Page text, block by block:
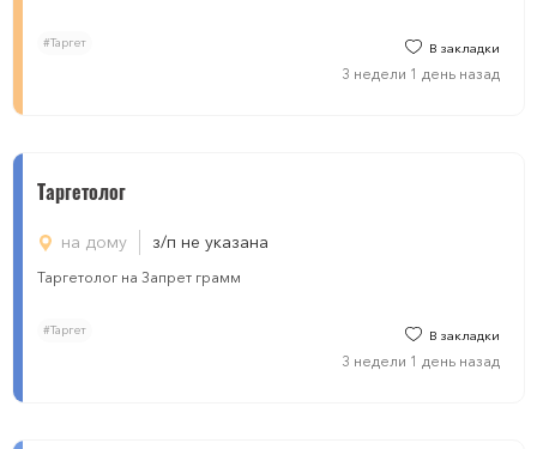
#Таргет В закладки
3 недели 1 день назад
Таргетолог
на дому з/п не указана
Таргетолог на Запрет грамм
#Таргет В закладки
3 недели 1 день назад